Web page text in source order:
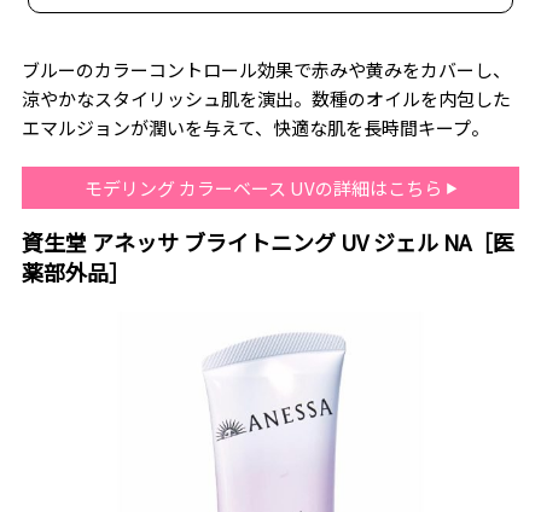
ブルーのカラーコントロール効果で赤みや黄みをカバーし、
涼やかなスタイリッシュ肌を演出。数種のオイルを内包した
エマルジョンが潤いを与えて、快適な肌を長時間キープ。
モデリング カラーベース UVの詳細はこちら
資生堂 アネッサ ブライトニング UV ジェル NA［医
薬部外品］